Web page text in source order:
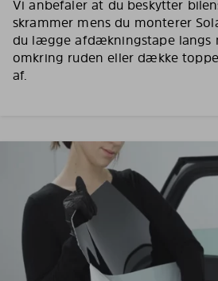
Vi anbefaler at du beskytter
skrammer mens du monterer
du lægge afdækningstape langs
omkring ruden eller dække
af.